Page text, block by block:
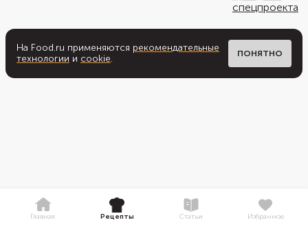
На Food.ru применяются рекомендательные
технологии и cookie. ПОНЯТНО
Главная Рецепты Статьи Избранное